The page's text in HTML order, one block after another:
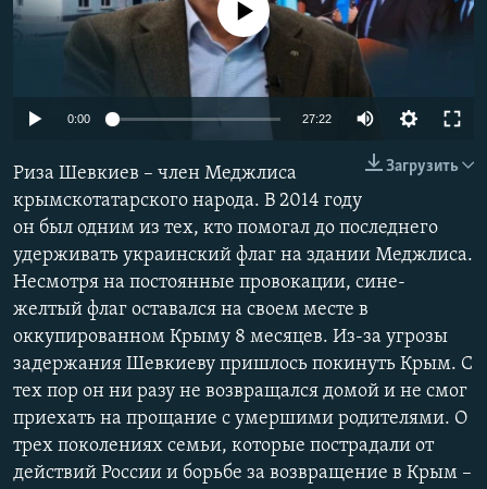
ПОБЕДИТЕЛЕЙ НЕ СУДЯТ?
КРЫМ.НЕПОКОРЕННЫЙ
ПРИСОЕДИНЯЙТЕСЬ!
Все сайты RFE/RL
Auto 240p 480p
No media source currently available
0:00 27:22
240p
480p
Загрузить
Риза Шевкиев – член Меджлиса
крымскотатарского народа. В 2014 году
он был одним из тех, кто помогал до последнего
удерживать украинский флаг на здании Меджлиса.
Несмотря на постоянные провокации, сине-
желтый флаг оставался на своем месте в
оккупированном Крыму 8 месяцев. Из-за угрозы
задержания Шевкиеву пришлось покинуть Крым. С
тех пор он ни разу не возвращался домой и не смог
приехать на прощание с умершими родителями. О
трех поколениях семьи, которые пострадали от
действий России и борьбе за возвращение в Крым –